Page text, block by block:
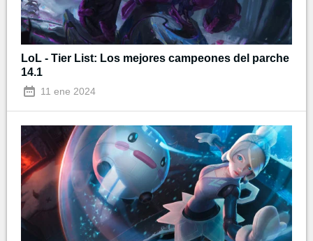
LoL - Tier List: Los mejores campeones del parche
14.1
11 ene 2024